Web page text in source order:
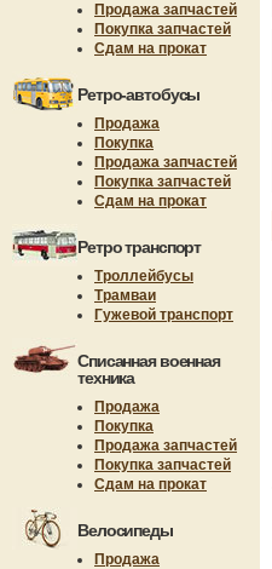
Продажа запчастей
Покупка запчастей
Сдам на прокат
Ретро-автобусы
Продажа
Покупка
Продажа запчастей
Покупка запчастей
Сдам на прокат
Ретро транспорт
Троллейбусы
Трамваи
Гужевой транспорт
Списанная военная
техника
Продажа
Покупка
Продажа запчастей
Покупка запчастей
Сдам на прокат
Велосипеды
Продажа